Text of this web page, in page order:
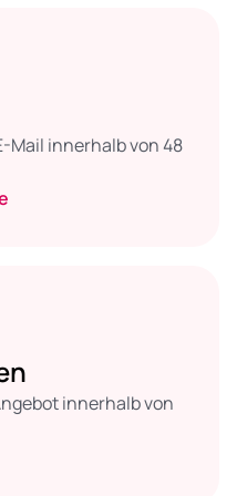
Mail innerhalb von 48
innerhalb von